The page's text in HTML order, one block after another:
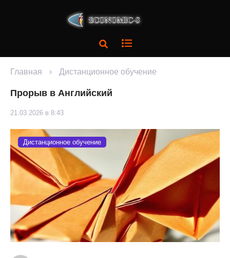
Главная › Дистанционное обучение
Прорыв в Английский
21.03.2026 в 8:43
Дистанционное обучение